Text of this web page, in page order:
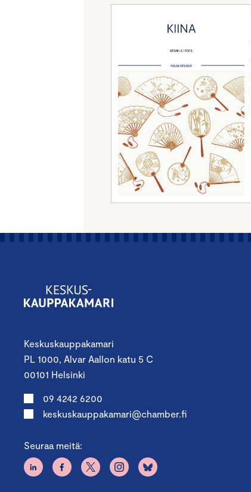
Keskuskauppakamari
PL 1000, Alvar Aallon katu 5 C
00101 Helsinki
09 4242 6200
keskuskauppakamari@chamber.fi
Seuraa meitä: